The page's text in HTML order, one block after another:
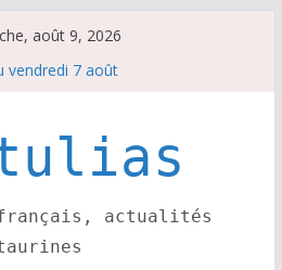
août 9, 2026
vous est pris pour l’an prochain.
une première étape
samedi 8 août
actualités